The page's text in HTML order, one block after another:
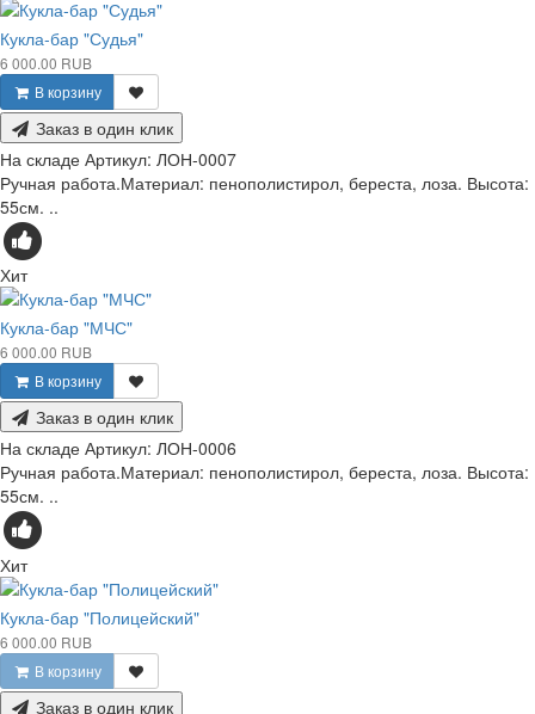
Кукла-бар "Судья"
6 000.00 RUB
В корзину
Заказ в один клик
На складе Артикул: ЛОН-0007
Ручная работа.Материал: пенополистирол, береста, лоза. Высота:
55см. ..
Хит
Кукла-бар "МЧС"
6 000.00 RUB
В корзину
Заказ в один клик
На складе Артикул: ЛОН-0006
Ручная работа.Материал: пенополистирол, береста, лоза. Высота:
55см. ..
Хит
Кукла-бар "Полицейский"
6 000.00 RUB
В корзину
Заказ в один клик